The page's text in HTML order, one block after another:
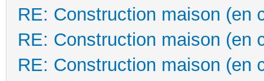
RE: Construction maison (en
RE: Construction maison (en
RE: Construction maison (en